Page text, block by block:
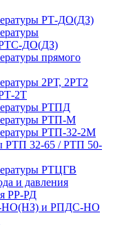
РТ-ДО(ДЗ)
РТС-ДО(ДЗ)
прямого
2РТ, 2РT2
2Т
РТПД
РТП-M
РТП-32-2М
РТП 32-65 / РТП 50-
РТЦГВ
и давления
РР-РД
НО(НЗ) и РПДС-НО